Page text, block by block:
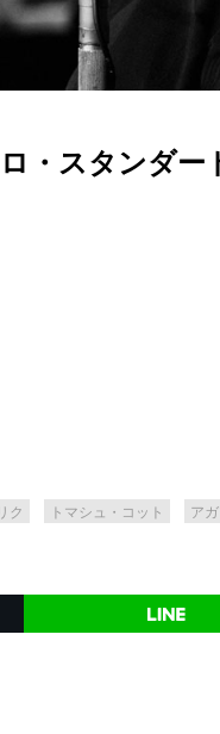
・スタンダ
ク トマシュ・コット ア